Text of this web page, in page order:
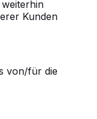
Kunden
von/für die